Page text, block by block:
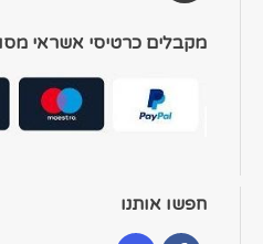
מקבלים כרטיסי אשראי
חפשו אותנו